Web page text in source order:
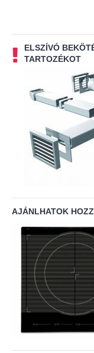
ELSZÍVÓ
TARTOZÉKOT
AJÁNLHATOK